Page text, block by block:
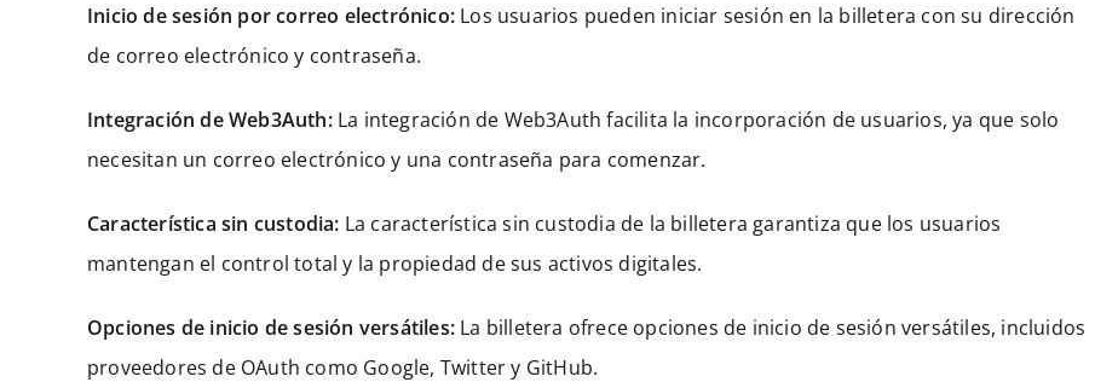
Inicio de sesión por correo electrónico: Los usuarios pueden iniciar sesión en la billetera con su dirección
de correo electrónico y contraseña.
Integración de Web3Auth:La integración de Web3Auth facilita la incorporación de usuarios, ya que solo
necesitan un correo electrónico y una contraseña para comenzar.
Característica sin custodia: La característica sin custodia de la billetera garantiza que los usuarios
mantengan el control total y la propiedad de sus activos digitales.
Opciones de inicio de sesión versátiles: La billetera ofrece opciones de inicio de sesión versátiles, incluidos
proveedores de OAuth como Google, Twitter y GitHub.